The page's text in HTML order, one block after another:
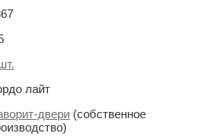
лайт
двери (собственное